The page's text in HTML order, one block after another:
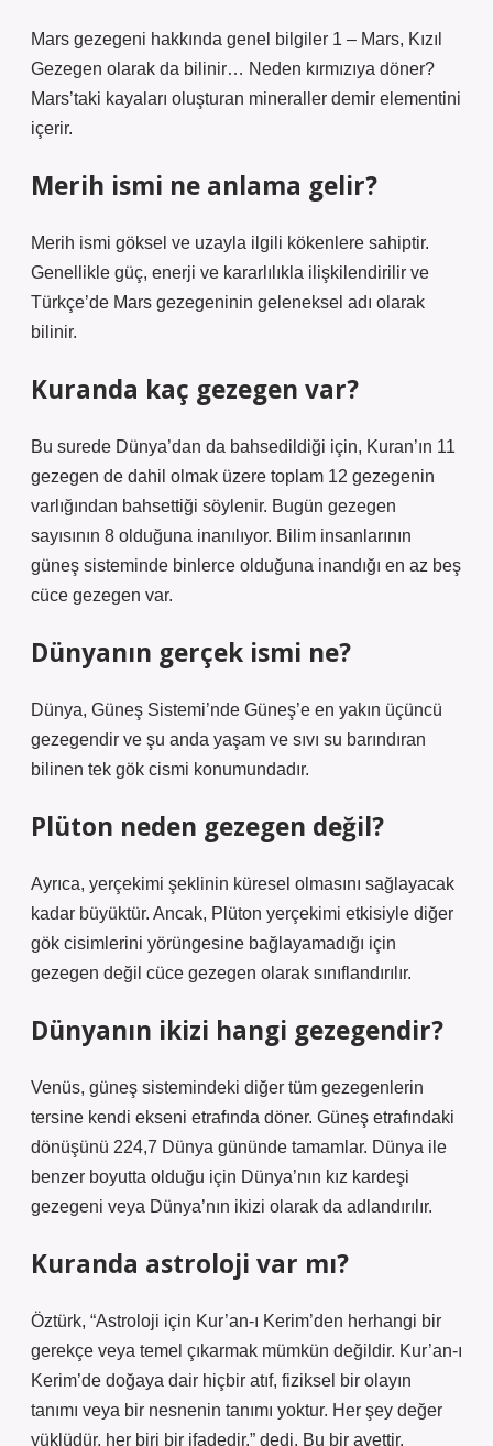
Mars gezegeni hakkında genel bilgiler 1 – Mars, Kızıl
Gezegen olarak da bilinir… Neden kırmızıya döner?
Mars’taki kayaları oluşturan mineraller demir elementini
içerir.
Merih ismi ne anlama gelir?
Merih ismi göksel ve uzayla ilgili kökenlere sahiptir.
Genellikle güç, enerji ve kararlılıkla ilişkilendirilir ve
Türkçe’de Mars gezegeninin geleneksel adı olarak
bilinir.
Kuranda kaç gezegen var?
Bu surede Dünya’dan da bahsedildiği için, Kuran’ın 11
gezegen de dahil olmak üzere toplam 12 gezegenin
varlığından bahsettiği söylenir. Bugün gezegen
sayısının 8 olduğuna inanılıyor. Bilim insanlarının
güneş sisteminde binlerce olduğuna inandığı en az beş
cüce gezegen var.
Dünyanın gerçek ismi ne?
Dünya, Güneş Sistemi’nde Güneş’e en yakın üçüncü
gezegendir ve şu anda yaşam ve sıvı su barındıran
bilinen tek gök cismi konumundadır.
Plüton neden gezegen değil?
Ayrıca, yerçekimi şeklinin küresel olmasını sağlayacak
kadar büyüktür. Ancak, Plüton yerçekimi etkisiyle diğer
gök cisimlerini yörüngesine bağlayamadığı için
gezegen değil cüce gezegen olarak sınıflandırılır.
Dünyanın ikizi hangi gezegendir?
Venüs, güneş sistemindeki diğer tüm gezegenlerin
tersine kendi ekseni etrafında döner. Güneş etrafındaki
dönüşünü 224,7 Dünya gününde tamamlar. Dünya ile
benzer boyutta olduğu için Dünya’nın kız kardeşi
gezegeni veya Dünya’nın ikizi olarak da adlandırılır.
Kuranda astroloji var mı?
Öztürk, “Astroloji için Kur’an-ı Kerim’den herhangi bir
gerekçe veya temel çıkarmak mümkün değildir. Kur’an-ı
Kerim’de doğaya dair hiçbir atıf, fiziksel bir olayın
tanımı veya bir nesnenin tanımı yoktur. Her şey değer
yüklüdür, her biri bir ifadedir.” dedi. Bu bir ayettir.